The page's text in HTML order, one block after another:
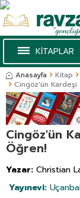
KİTAPLAR
Anasayfa Kitap
Cingöz'ün
Cingöz'ün
Öğren!
Yazar: Christian
Yayınevi: